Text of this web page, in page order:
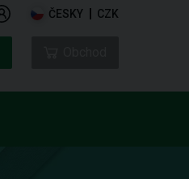
ČESKY CZK